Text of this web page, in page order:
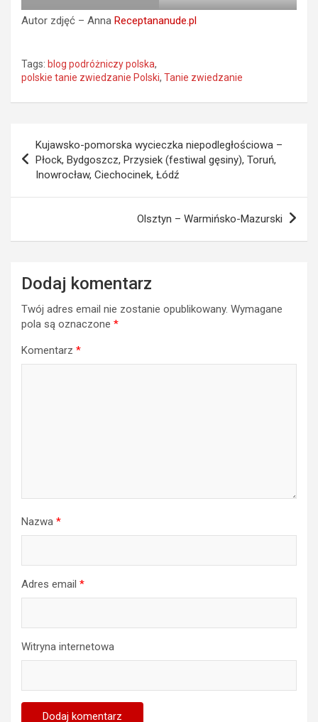
Autor zdjęć – Anna Receptananude.pl
Tags: blog podróżniczy polska,
polskie tanie zwiedzanie Polski, Tanie zwiedzanie
wpisu
Kujawsko-pomorska wycieczka niepodległościowa –
Płock, Bydgoszcz, Przysiek (festiwal gęsiny), Toruń,
Inowrocław, Ciechocinek, Łódź
Olsztyn – Warmińsko-Mazurski
Dodaj komentarz
Twój adres email nie zostanie opublikowany. Wymagane
pola są oznaczone *
Komentarz *
Nazwa *
Adres email *
Witryna internetowa